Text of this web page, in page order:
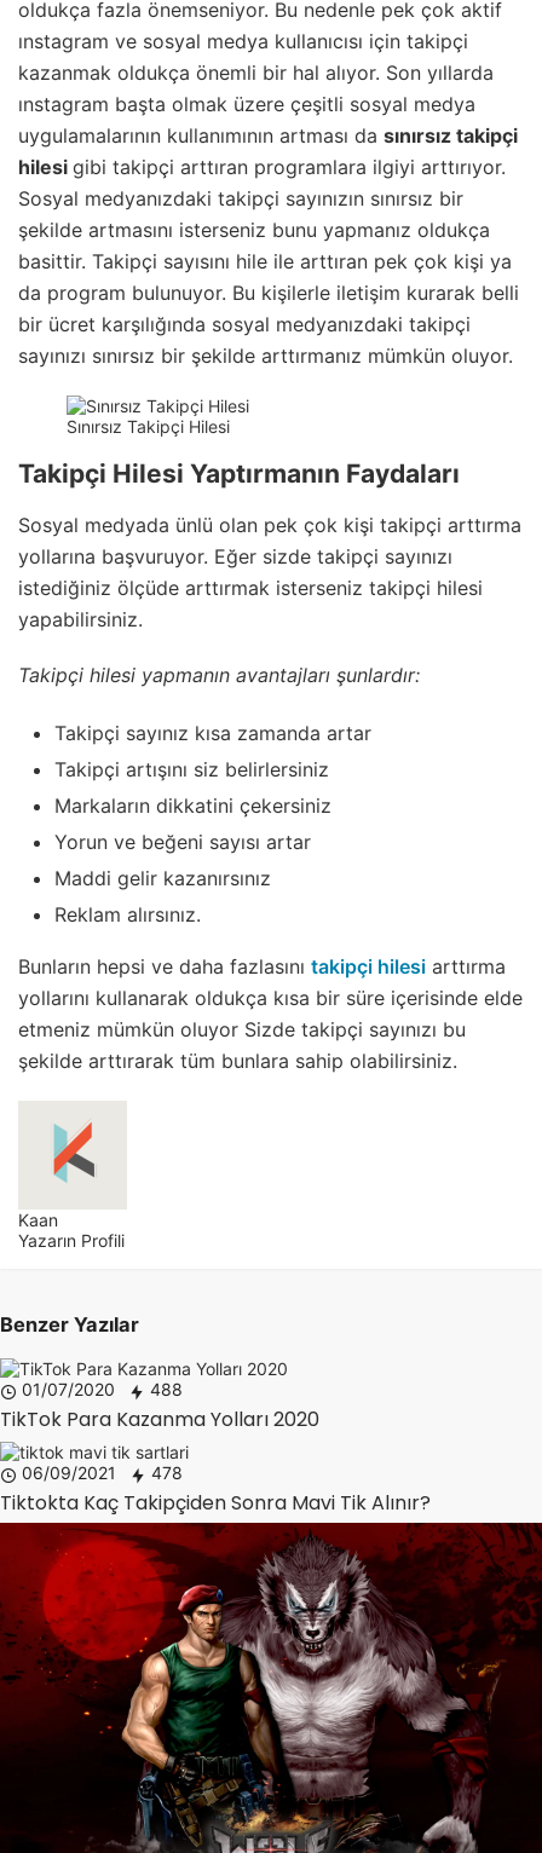
oldukça fazla önemseniyor. Bu nedenle pek çok aktif
ınstagram ve sosyal medya kullanıcısı için takipçi
kazanmak oldukça önemli bir hal alıyor. Son yıllarda
ınstagram başta olmak üzere çeşitli sosyal medya
uygulamalarının kullanımının artması da sınırsız takipçi
hilesi gibi takipçi arttıran programlara ilgiyi arttırıyor.
Sosyal medyanızdaki takipçi sayınızın sınırsız bir
şekilde artmasını isterseniz bunu yapmanız oldukça
basittir. Takipçi sayısını hile ile arttıran pek çok kişi ya
da program bulunuyor. Bu kişilerle iletişim kurarak belli
bir ücret karşılığında sosyal medyanızdaki takipçi
sayınızı sınırsız bir şekilde arttırmanız mümkün oluyor.
Sınırsız Takipçi Hilesi
Takipçi Hilesi Yaptırmanın Faydaları
Sosyal medyada ünlü olan pek çok kişi takipçi arttırma
yollarına başvuruyor. Eğer sizde takipçi sayınızı
istediğiniz ölçüde arttırmak isterseniz takipçi hilesi
yapabilirsiniz.
Takipçi hilesi yapmanın avantajları şunlardır:
Takipçi sayınız kısa zamanda artar
Takipçi artışını siz belirlersiniz
Markaların dikkatini çekersiniz
Yorun ve beğeni sayısı artar
Maddi gelir kazanırsınız
Reklam alırsınız.
Bunların hepsi ve daha fazlasını takipçi hilesi arttırma
yollarını kullanarak oldukça kısa bir süre içerisinde elde
etmeniz mümkün oluyor Sizde takipçi sayınızı bu
şekilde arttırarak tüm bunlara sahip olabilirsiniz.
Kaan
Yazarın Profili
Benzer Yazılar
01/07/2020 488
TikTok Para Kazanma Yolları 2020
06/09/2021 478
Tiktokta Kaç Takipçiden Sonra Mavi Tik Alınır?